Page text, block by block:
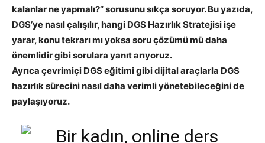
kalanlar ne yapmalı?” sorusunu sıkça soruyor. Bu yazıda,
DGS’ye nasıl çalışılır, hangi DGS Hazırlık Stratejisi işe
yarar, konu tekrarı mı yoksa soru çözümü mü daha
önemlidir gibi sorulara yanıt arıyoruz.
Ayrıca çevrimiçi DGS eğitimi gibi dijital araçlarla DGS
hazırlık sürecini nasıl daha verimli yönetebileceğini de
paylaşıyoruz.